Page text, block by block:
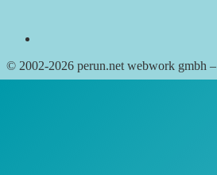
© 2002-2026 perun.net webwork gmbh –